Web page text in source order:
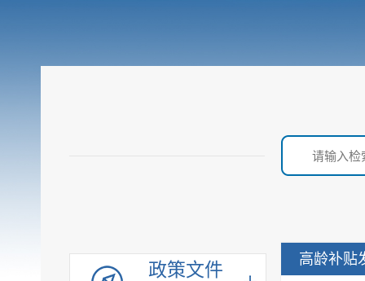
政策文件
高龄补贴